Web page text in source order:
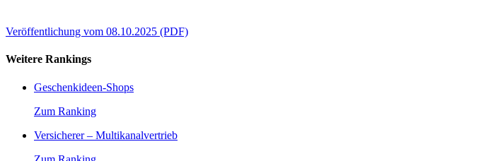
Veröffentlichung vom 08.10.2025 (PDF)
Weitere Rankings
Geschenkideen-Shops
Zum Ranking
Versicherer – Multikanalvertrieb